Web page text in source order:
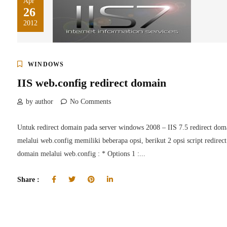
26
2012
WINDOWS
IIS web.config redirect domain
by author No Comments
Untuk redirect domain pada server windows 2008 – IIS 7.5 redirect
melalui web.config memiliki beberapa opsi, berikut 2 opsi script redirect
domain melalui web.config : * Options 1 :...
Share :